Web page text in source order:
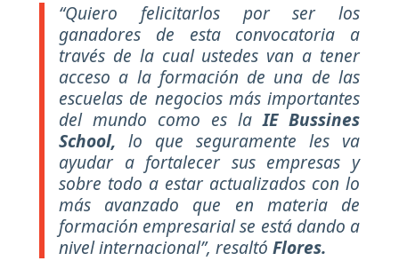
“Quiero felicitarlos por ser los
ganadores de esta convocatoria a
través de la cual ustedes van a tener
acceso a la formación de una de las
escuelas de negocios más importantes
del mundo como es laIE Bussines
School, lo que seguramente les va
ayudar a fortalecer sus empresas y
sobre todo a estar actualizados con lo
más avanzado que en materia de
formación empresarial se está dando a
nivel internacional”, resaltó Flores.